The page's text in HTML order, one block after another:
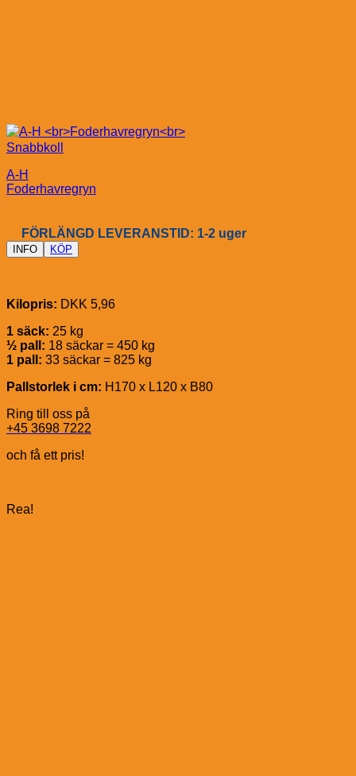
Snabbkoll
A-H
Foderhavregryn
FÖRLÄNGD LEVERANSTID: 1-2 uger
INFO KÖP
Kilopris: DKK 5,96
1 säck: 25 kg
½ pall: 18 säckar = 450 kg
1 pall: 33 säckar = 825 kg
Pallstorlek i cm: H170 x L120 x B80
Ring till oss på
+45 3698 7222
och få ett pris!
Rea!